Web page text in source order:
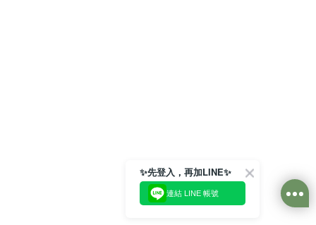
✨先登入，再加LINE✨
連結 LINE 帳號